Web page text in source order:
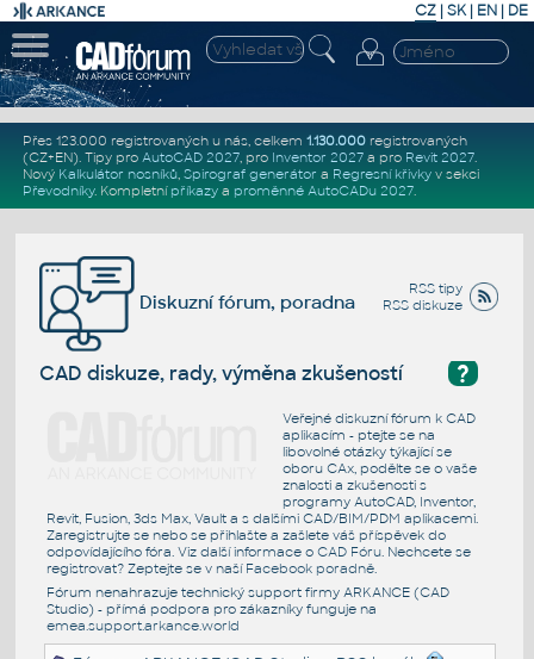
CZ | SK| EN | DE
Přes 123.000 registrovaných u nás, celkem 1.130.000registrovaných
(CZ+EN). Tipy pro AutoCAD 2027, pro Inventor 2027a pro Revit 2027.
Nový Kalkulátor nosníků, Spirograf generátor a Regresní křivkyv sekci
Převodníky. Kompletní příkazya proměnné AutoCADu 2027.
RSS tipy
RSS diskuze
Diskuzní fórum, poradna
?
CAD diskuze, rady, výměna zkušeností
Veřejné diskuzní fórum k CAD
aplikacím - ptejte se na
libovolné otázky týkající se
oboru CAx, podělte se o vaše
znalosti a zkušenosti s
programy AutoCAD, Inventor,
Revit, Fusion, 3ds Max, Vault a s dalšími CAD/BIM/PDM aplikacemi.
Zaregistrujte se nebo se přihlašte a zašlete váš příspěvek do
odpovídajícího fóra. Viz další informace o CAD Fóru. Nechcete se
registrovat? Zeptejte se v naší Facebook poradně.
Fórum nenahrazuje technický support firmy ARKANCE (CAD
Studio) - přímá podpora pro zákazníky funguje na
emea.support.arkance.world